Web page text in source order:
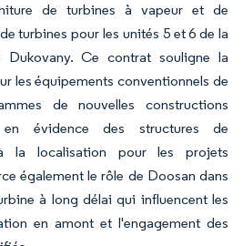
de turbines à vapeur et de
turbines pour les unités 5 et 6 de la
Dukovany. Ce contrat souligne la
les équipements conventionnels de
de nouvelles constructions
évidence des structures de
la localisation pour les projets
également le rôle de Doosan dans
à long délai qui influencent les
en amont et l'engagement des